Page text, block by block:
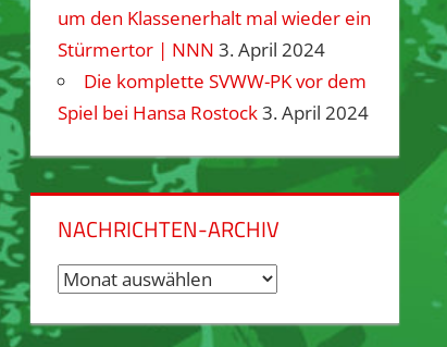
um den Klassenerhalt mal wieder ein
Stürmertor | NNN 3. April 2024
Die komplette SVWW-PK vor dem
Spiel bei Hansa Rostock3. April 2024
NACHRICHTEN-ARCHIV
Nachrichten-